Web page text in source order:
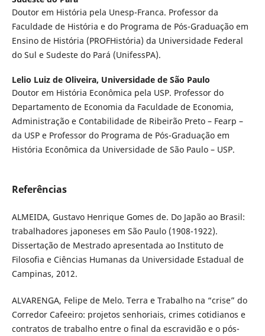
Doutor em História pela Unesp-Franca. Professor da
Faculdade de História e do Programa de Pós-Graduação em
Ensino de História (PROFHistória) da Universidade Federal
do Sul e Sudeste do Pará (UnifessPA).
Lelio Luiz de Oliveira, Universidade de São Paulo
Doutor em História Econômica pela USP. Professor do
Departamento de Economia da Faculdade de Economia,
Administração e Contabilidade de Ribeirão Preto – Fearp –
da USP e Professor do Programa de Pós-Graduação em
História Econômica da Universidade de São Paulo – USP.
Referências
ALMEIDA, Gustavo Henrique Gomes de. Do Japão ao Brasil:
trabalhadores japoneses em São Paulo (1908-1922).
Dissertação de Mestrado apresentada ao Instituto de
Filosofia e Ciências Humanas da Universidade Estadual de
Campinas, 2012.
ALVARENGA, Felipe de Melo. Terra e Trabalho na “crise” do
Corredor Cafeeiro: projetos senhoriais, crimes cotidianos e
contratos de trabalho entre o final da escravidão e o pós-